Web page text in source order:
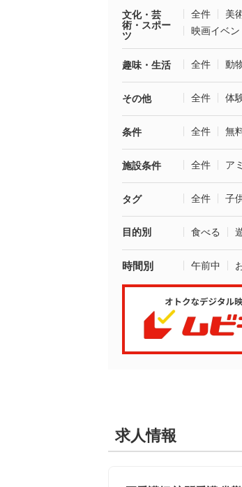
文化・芸
術・スポー
ツ
全件 美
映画イベン
趣味・生活 全件 動
その他 全件 体
条件 全件 無
施設条件 全件 ア
タグ 全件 子
目的別 食べる
時間別 午前中
求人情報